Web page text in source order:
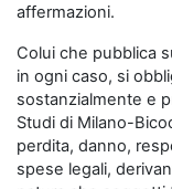
affermazioni.
Colui che pubblica
in ogni caso, si
sostanzialmente e
Studi di Milano-
perdita, danno,
spese legali,